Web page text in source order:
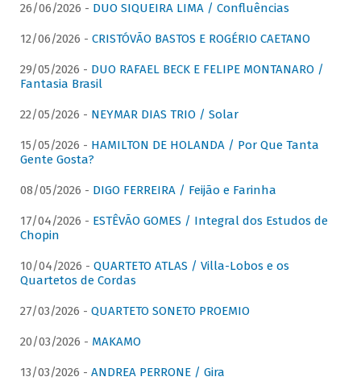
26/06/2026 - DUO SIQUEIRA LIMA / Confluências
12/06/2026 - CRISTÓVÃO BASTOS E ROGÉRIO CAETANO
29/05/2026 - DUO RAFAEL BECK E FELIPE MONTANARO /
Fantasia Brasil
22/05/2026 - NEYMAR DIAS TRIO / Solar
15/05/2026 - HAMILTON DE HOLANDA / Por Que Tanta
Gente Gosta?
08/05/2026 - DIGO FERREIRA / Feijão e Farinha
17/04/2026 - ESTÊVÃO GOMES / Integral dos Estudos de
Chopin
10/04/2026 - QUARTETO ATLAS / Villa-Lobos e os
Quartetos de Cordas
27/03/2026 - QUARTETO SONETO PROEMIO
20/03/2026 - MAKAMO
13/03/2026 - ANDREA PERRONE / Gira